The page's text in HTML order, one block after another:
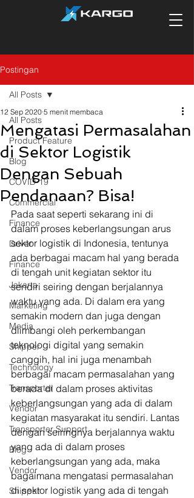
Postingan
All Posts
Product Feature
Blog
COVID-19
Commercial
Finance
Driver
Finance
Jakarta
Marketing
Media
Shipper
Technology
Transporter
Vendor
Transporter Support
Blog
Vendor
Shipper
All Posts
Mengatasi Permasalahan
di Sektor Logistik
Dengan Sebuah
Pendanaan? Bisa!
12 Sep 2020 5 menit membaca
Pada saat seperti sekarang ini di
dalam proses keberlangsungan arus
sektor logistik di Indonesia, tentunya
ada berbagai macam hal yang berada
di tengah unit kegiatan sektor itu
sendiri seiring dengan berjalannya
waktu yang ada. Di dalam era yang
semakin modern dan juga dengan
diimbangi oleh perkembangan
teknologi digital yang semakin
canggih, hal ini juga menambah
berbagai macam permasalahan yang
berada di dalam proses aktivitas
keberlangsungan yang ada di dalam
kegiatan masyarakat itu sendiri. Lantas
dengan seiringnya berjalannya waktu
yang ada di dalam proses
keberlangsungan yang ada, maka
bagaimana mengatasi permasalahan
di sektor logistik yang ada di tengah